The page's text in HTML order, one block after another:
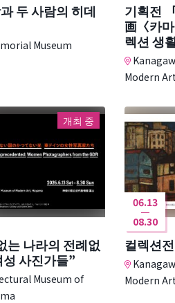
두 사람의 히데
Museum
기획전
画〈카
렉션 생
Modern
개최 중
는 나라의 전례없
사진가들”
Museum of
06.13
08.30
컬렉션전
Modern